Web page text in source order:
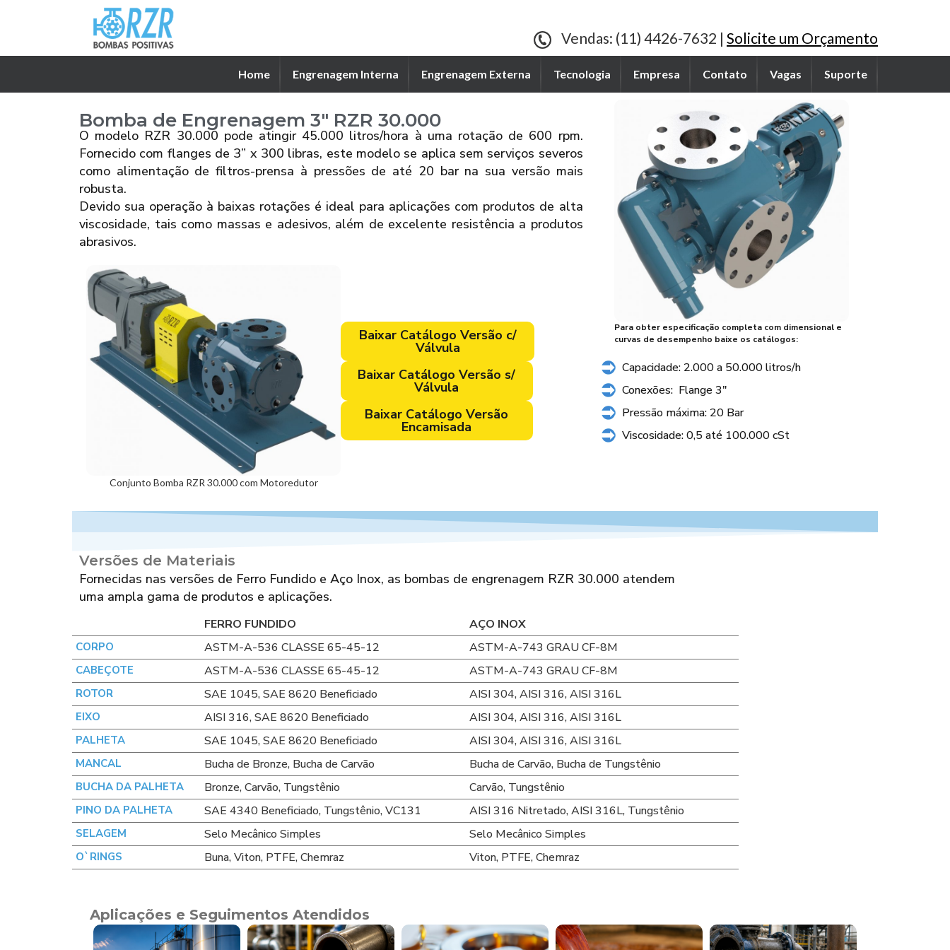
Vendas: (11) 4426-7632 | Solicite um Orçamento
Home Engrenagem Interna Engrenagem Externa Tecnologia Empresa Contato Vagas Suporte
Bomba de Engrenagem 3″ RZR 30.000
O modelo RZR 30.000 pode atingir 45.000 litros/hora à uma rotação de 600 rpm.
Fornecido com flanges de 3” x 300 libras, este modelo se aplica sem serviços severos
como alimentação de filtros-prensa à pressões de até 20 bar na sua versão mais
robusta.
Devido sua operação à baixas rotações é ideal para aplicações com produtos de alta
viscosidade, tais como massas e adesivos, além de excelente resistência a produtos
abrasivos.
Conjunto Bomba RZR 30.000 com Motoredutor
Baixar Catálogo Versão c/
Válvula
Baixar Catálogo Versão s/
Válvula
Baixar Catálogo Versão
Encamisada
Para obter especificação completa com dimensional e
curvas de desempenho baixe os catálogos:
Capacidade: 2.000 a 50.000 litros/h
Conexões: Flange 3″
Pressão máxima: 20 Bar
Viscosidade: 0,5 até 100.000 cSt
Versões de Materiais
Fornecidas nas versões de Ferro Fundido e Aço Inox, as bombas de engrenagem RZR 30.000 atendem
uma ampla gama de produtos e aplicações.
FERRO FUNDIDO AÇO INOX
CORPO ASTM-A-536 CLASSE 65-45-12 ASTM-A-743 GRAU CF-8M
CABEÇOTE ASTM-A-536 CLASSE 65-45-12 ASTM-A-743 GRAU CF-8M
ROTOR SAE 1045, SAE 8620 Beneficiado AISI 304, AISI 316, AISI 316L
EIXO AISI 316, SAE 8620 Beneficiado AISI 304, AISI 316, AISI 316L
PALHETA SAE 1045, SAE 8620 Beneficiado AISI 304, AISI 316, AISI 316L
MANCAL Bucha de Bronze, Bucha de Carvão Bucha de Carvão, Bucha de Tungstênio
BUCHA DA PALHETA Bronze, Carvão, Tungstênio Carvão, Tungstênio
PINO DA PALHETA SAE 4340 Beneficiado, Tungstênio, VC131 AISI 316 Nitretado, AISI 316L, Tungstênio
SELAGEM Selo Mecânico Simples Selo Mecânico Simples
O`RINGS Buna, Viton, PTFE, Chemraz Viton, PTFE, Chemraz
Aplicações e Seguimentos Atendidos